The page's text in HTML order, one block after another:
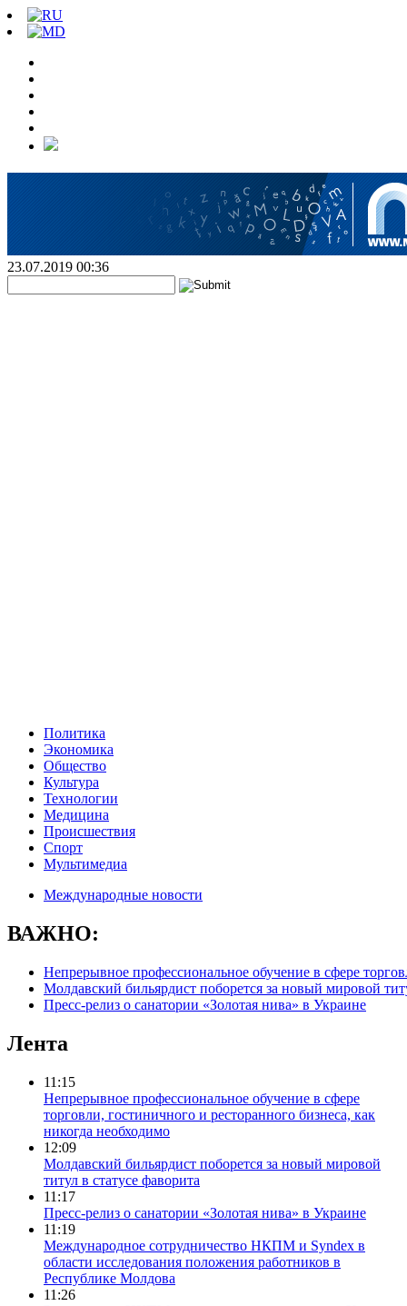
23.07.2019 00:36
Политика
Экономика
Общество
Культура
Технологии
Медицина
Происшествия
Спорт
Мультимедиа
Международные новости
ВАЖНО:
Непрерывное профессиональное обучение в сфере
Молдавский бильярдист поборется за новый мировой
Пресс-релиз о санатории «Золотая нива» в Украине
Лента
11:15
Непрерывное профессиональное обучение в сфере
торговли, гостиничного и ресторанного бизнеса, как
никогда необходимо
12:09
Молдавский бильярдист поборется за новый мировой
титул в статусе фаворита
11:17
Пресс-релиз о санатории «Золотая нива» в Украине
11:19
Международное сотрудничество НКПМ и Syndex в
области исследования положения работников в
Республике Молдова
11:26